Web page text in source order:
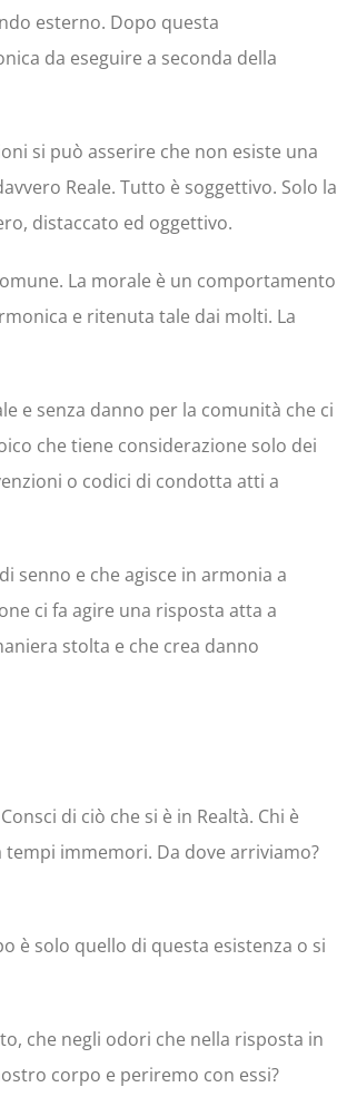
esterno. Dopo questa
da eseguire a seconda della
si può asserire che non esiste una
Reale. Tutto è soggettivo. Solo la
distaccato ed oggettivo.
La morale è un comportamento
e ritenuta tale dai molti. La
e senza danno per la comunità che ci
che tiene considerazione solo dei
o codici di condotta atti a
senno e che agisce in armonia a
ci fa agire una risposta atta a
stolta e che crea danno
di ciò che si è in Realtà. Chi è
tempi immemori. Da dove arriviamo?
è solo quello di questa esistenza o si
che negli odori che nella risposta in
corpo e periremo con essi?